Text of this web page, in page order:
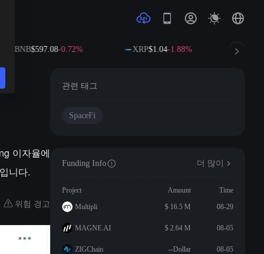
BNB$597.08-0.72% XRP$1.04-1.88%
이자율에
니다.
위험 경고
관련 태그
SpaceFi
Funding Info 더 많이
Project Amount
Time
Multipli
$ 16.5 M 08-29
MAGNE.AI $ 2.64 M 08-05
ZIGChain --Dollar 08-05